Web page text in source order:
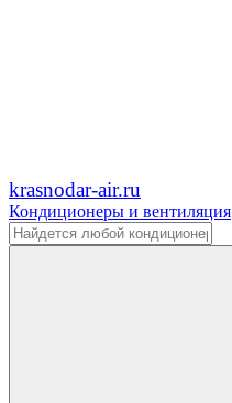
krasnodar-air.ru
Кондиционеры и вентиляция